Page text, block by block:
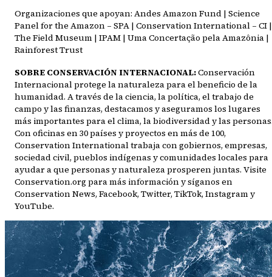
Organizaciones que apoyan: Andes Amazon Fund | Science
Panel for the Amazon – SPA | Conservation International – CI |
The Field Museum | IPAM | Uma Concertação pela Amazônia |
Rainforest Trust
SOBRE CONSERVACIÓN INTERNACIONAL:Conservación
Internacional protege la naturaleza para el beneficio de la
humanidad. A través de la ciencia, la política, el trabajo de
campo y las finanzas, destacamos y aseguramos los lugares
más importantes para el clima, la biodiversidad y las
Con oficinas en 30 países y proyectos en más de 100,
Conservation International trabaja con gobiernos, empresas,
sociedad civil, pueblos indígenas y comunidades locales para
ayudar a que personas y naturaleza prosperen juntas. Visite
Conservation.org para más información y síganos en
Conservation News, Facebook, Twitter, TikTok, Instagram y
YouTube.